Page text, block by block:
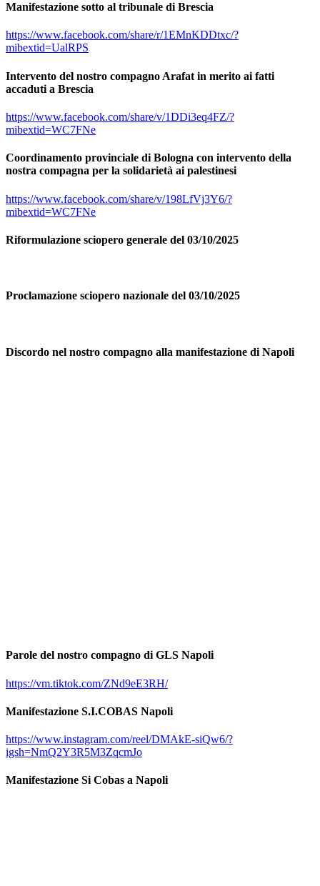
Manifestazione sotto al tribunale di Brescia
https://www.facebook.com/share/r/1EMnKDDtxc/?
mibextid=UalRPS
Intervento del nostro compagno Arafat in merito ai fatti
accaduti a Brescia
https://www.facebook.com/share/v/1DDi3eq4FZ/?
mibextid=WC7FNe
Coordinamento provinciale di Bologna con intervento della
nostra compagna per la solidarietà ai palestinesi
https://www.facebook.com/share/v/198LfVj3Y6/?
mibextid=WC7FNe
Riformulazione sciopero generale del 03/10/2025
Proclamazione sciopero nazionale del 03/10/2025
Discordo nel nostro compagno alla manifestazione di Napoli
Parole del nostro compagno di GLS Napoli
https://vm.tiktok.com/ZNd9eE3RH/
Manifestazione S.I.COBAS Napoli
https://www.instagram.com/reel/DMAkE-siQw6/?
igsh=NmQ2Y3R5M3ZqcmJo
Manifestazione Si Cobas a Napoli